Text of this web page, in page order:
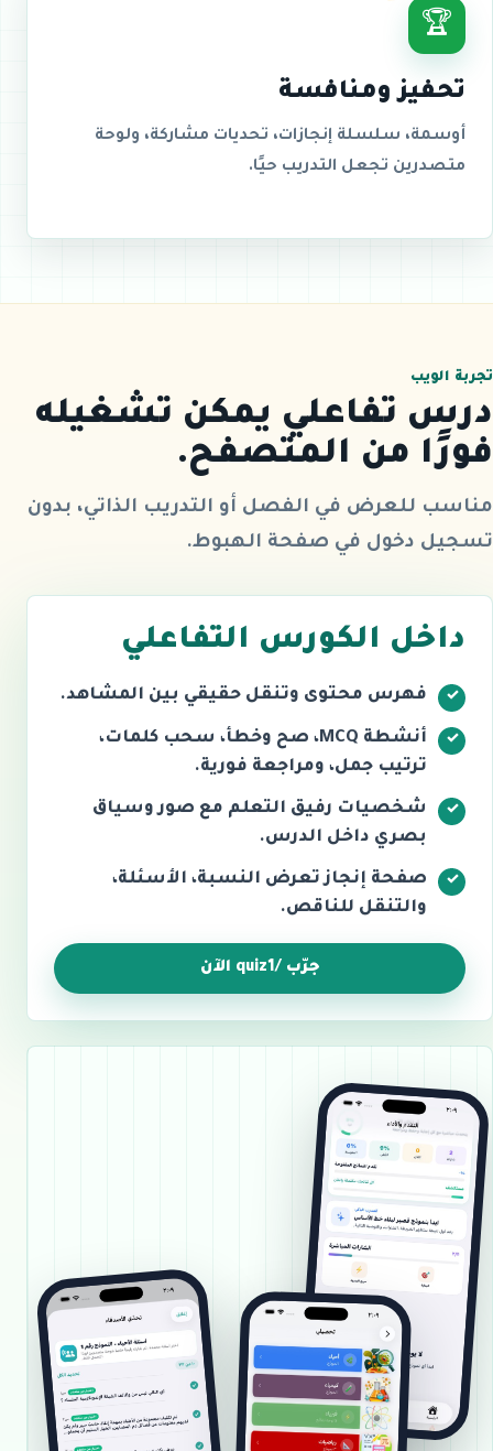
🏆
تحفيز ومنافسة
أوسمة، سلسلة إنجازات، تحديات مشاركة، ولوحة
متصدرين تجعل التدريب حيًا.
تجربة الويب
درس تفاعلي يمكن تشغيله
فورًا من المتصفح.
مناسب للعرض في الفصل أو التدريب الذاتي، بدون
تسجيل دخول في صفحة الهبوط.
داخل الكورس التفاعلي
فهرس محتوى وتنقل حقيقي بين المشاهد.
أنشطة MCQ، صح وخطأ، سحب كلمات،
ترتيب جمل، ومراجعة فورية.
شخصيات رفيق التعلم مع صور وسياق
بصري داخل الدرس.
صفحة إنجاز تعرض النسبة، الأسئلة،
والتنقل للناقص.
جرّب /quiz1 الآن